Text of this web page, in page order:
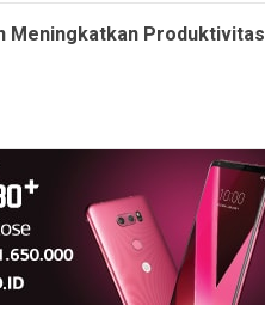
Meningkatkan Produktivitas